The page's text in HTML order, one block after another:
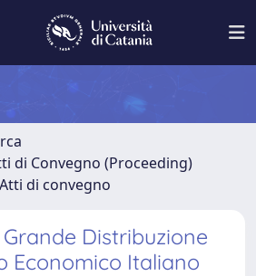
di Convegno (Proceeding)
di convegno
Distribuzione
Economico Italiano